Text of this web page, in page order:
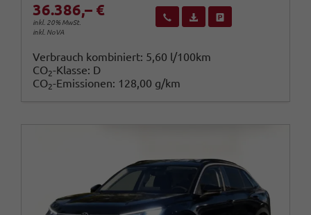
36.386,– €
inkl. 20% MwSt.
inkl. NoVA
Wir rufen Sie anFahrzeugexposé (PDF)
Verbrauch kombiniert: 5,60 l/100km
CO2-Klasse: D
CO2-Emissionen: 128,00 g/km